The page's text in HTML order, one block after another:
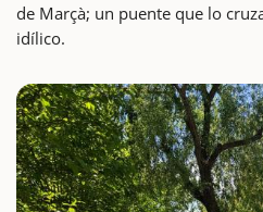
de Marçà; un puente que lo
idílico.